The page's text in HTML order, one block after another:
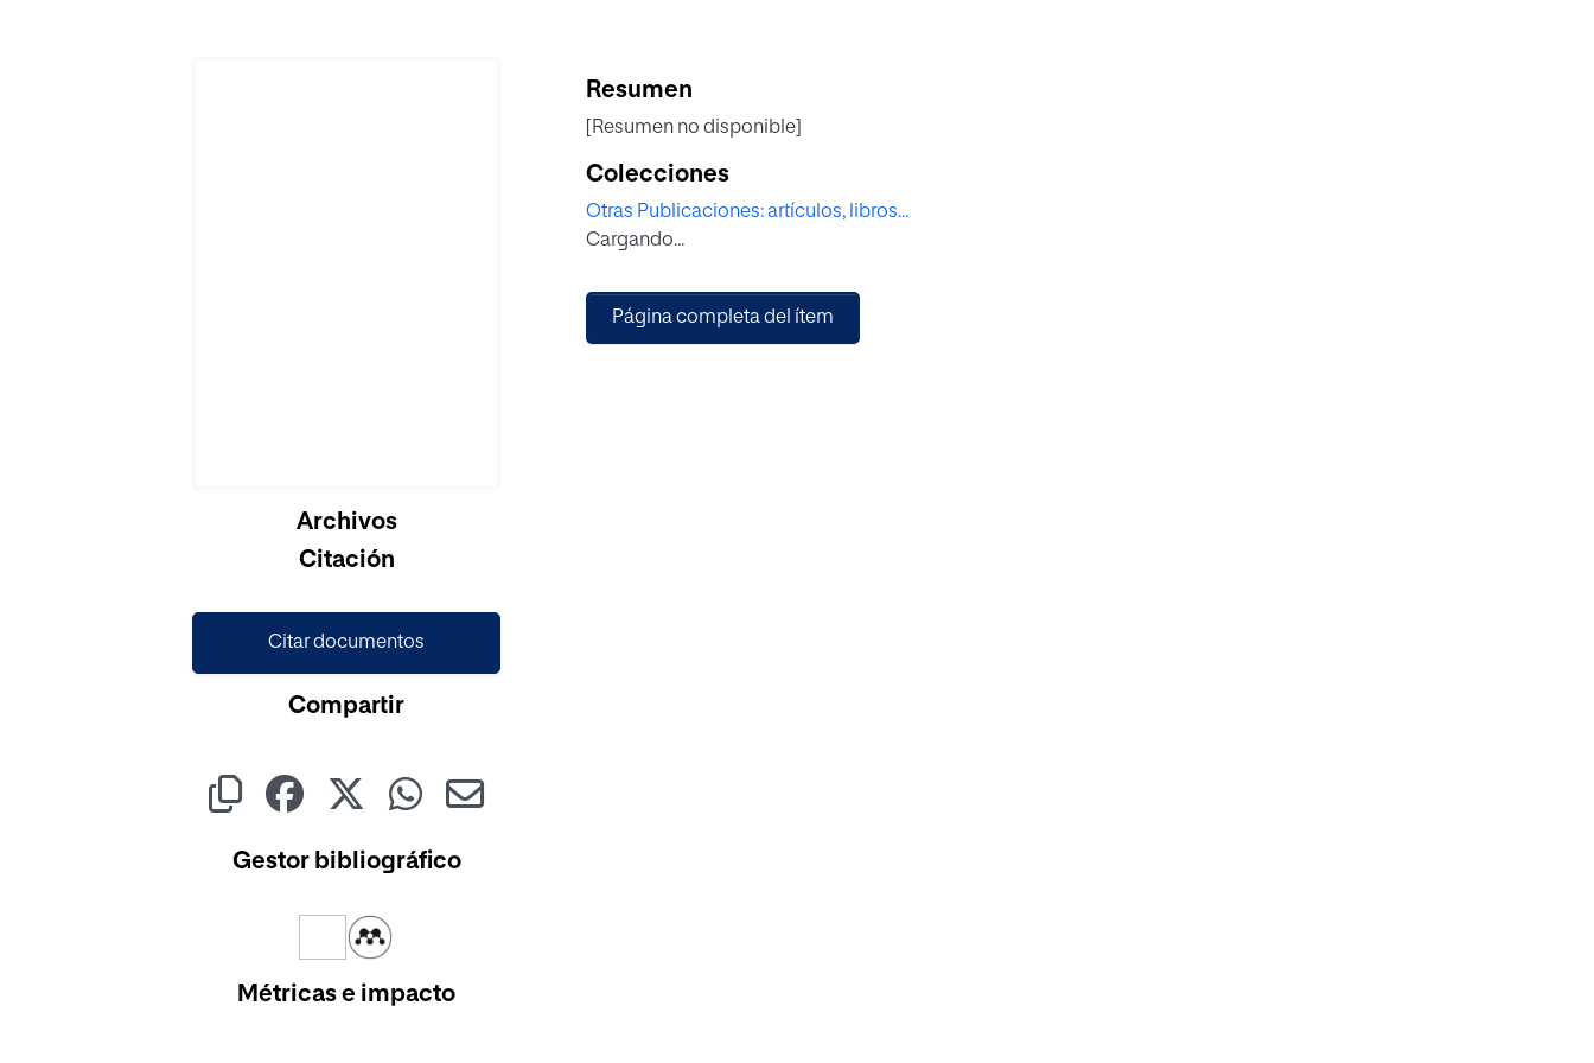
Archivos
Citación
Citar documentos
Compartir
Gestor bibliográfico
Métricas e impacto
Resumen
[Resumen no disponible]
Colecciones
Otras Publicaciones: artículos, libros...
Cargando...
Página completa del ítem